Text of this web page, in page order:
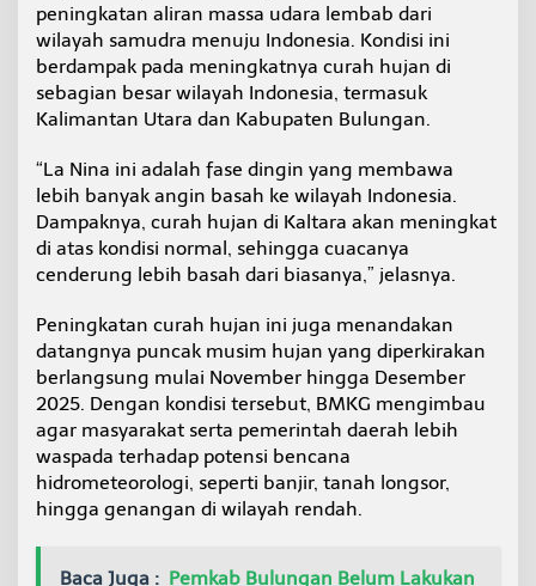
peningkatan aliran massa udara lembab dari
wilayah samudra menuju Indonesia. Kondisi ini
berdampak pada meningkatnya curah hujan di
sebagian besar wilayah Indonesia, termasuk
Kalimantan Utara dan Kabupaten Bulungan.
“La Nina ini adalah fase dingin yang membawa
lebih banyak angin basah ke wilayah Indonesia.
Dampaknya, curah hujan di Kaltara akan meningkat
di atas kondisi normal, sehingga cuacanya
cenderung lebih basah dari biasanya,” jelasnya.
Peningkatan curah hujan ini juga menandakan
datangnya puncak musim hujan yang diperkirakan
berlangsung mulai November hingga Desember
2025. Dengan kondisi tersebut, BMKG mengimbau
agar masyarakat serta pemerintah daerah lebih
waspada terhadap potensi bencana
hidrometeorologi, seperti banjir, tanah longsor,
hingga genangan di wilayah rendah.
Baca Juga : Pemkab Bulungan Belum Lakukan